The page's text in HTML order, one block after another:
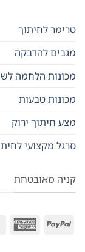
טרימר לחיתוך
מגבים להדבקה
מכונות הלחמה
מכונות טבעות
מצע חיתוך ירוק
סרגל מקצועי
קניה מאובטחת
PayPal